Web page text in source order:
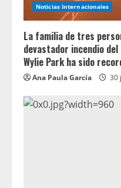
Noticias Internacionales
La familia de tres
devastador incendio
Wylie Park ha sido
Ana Paula García 30